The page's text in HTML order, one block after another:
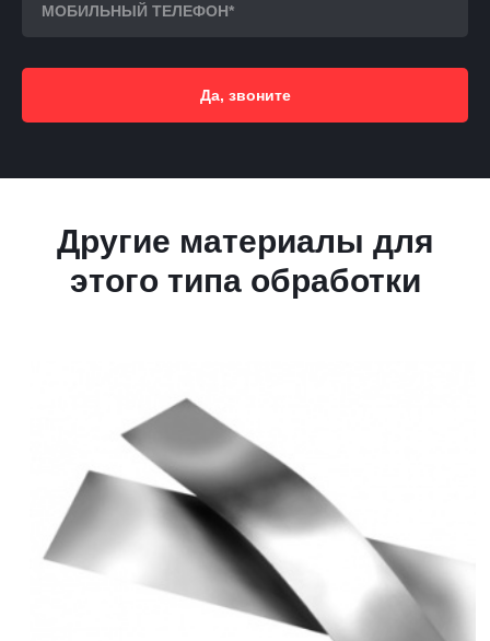
Да, звоните
Другие материалы для
этого типа обработки